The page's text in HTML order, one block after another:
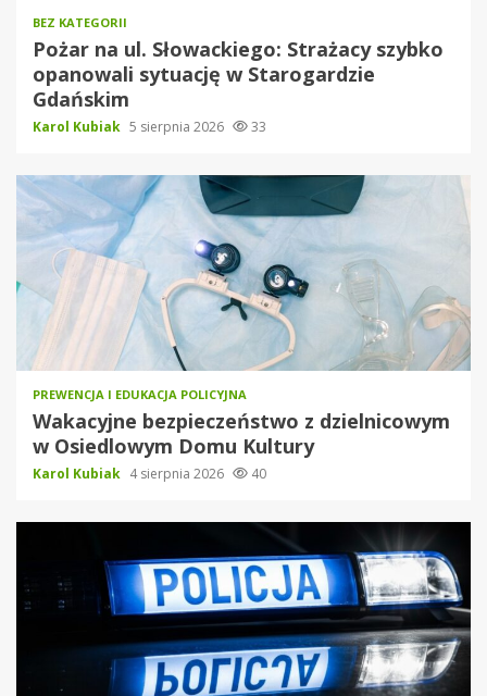
BEZ KATEGORII
Pożar na ul. Słowackiego: Strażacy szybko
opanowali sytuację w Starogardzie
Gdańskim
Karol Kubiak 5 sierpnia 2026 33
PREWENCJA I EDUKACJA POLICYJNA
Wakacyjne bezpieczeństwo z dzielnicowym
w Osiedlowym Domu Kultury
Karol Kubiak 4 sierpnia 2026 40